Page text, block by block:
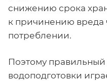
снижению срока
к причинению вреда
потреблении.
Поэтому
водоподготовки